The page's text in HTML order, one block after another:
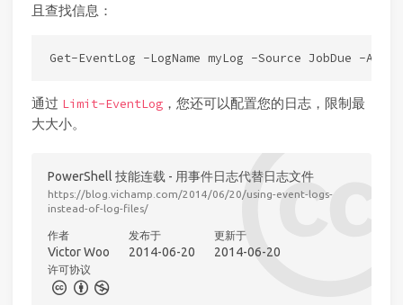
且查找信息：
通过 Limit-EventLog ，您还可以配置您的日志，限制最
大大小。
PowerShell 技能连载 - 用事件日志代替日志文件
https://blog.vichamp.com/2014/06/20/using-event-logs-
instead-of-log-files/
作者
Victor Woo
发布于
2014-06-20
更新于
2014-06-20
许可协议